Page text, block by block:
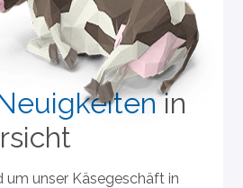
in
um unser Käsegeschäft in